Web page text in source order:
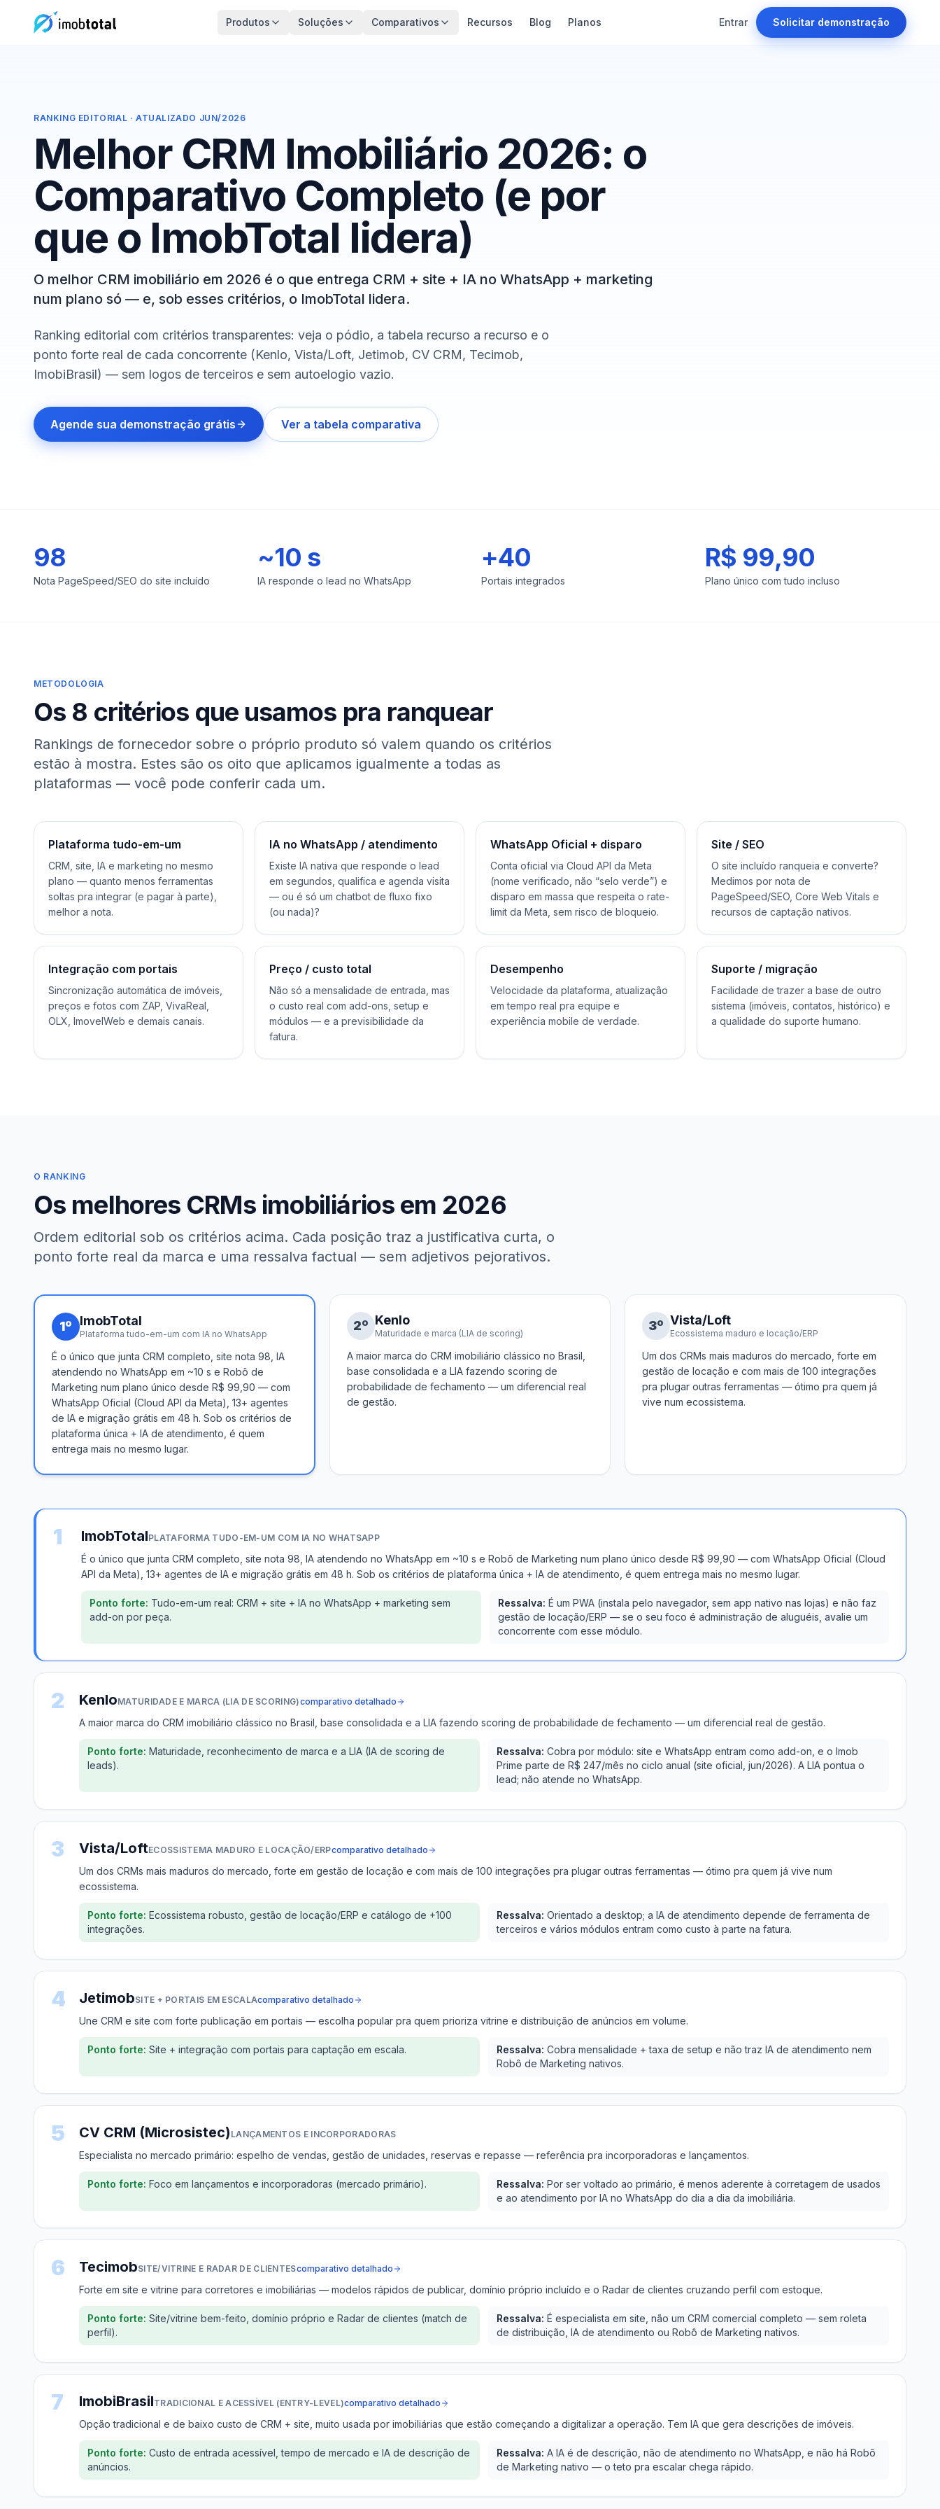
Produtos Soluções Comparativos Recursos Blog Planos Entrar Solicitar demonstração
RANKING EDITORIAL · ATUALIZADO JUN/2026
Melhor CRM Imobiliário 2026: o
Comparativo Completo (e por
que o ImobTotal lidera)
O melhor CRM imobiliário em 2026 é o que entrega CRM + site + IA no WhatsApp + marketing
num plano só — e, sob esses critérios, o ImobTotal lidera.
Ranking editorial com critérios transparentes: veja o pódio, a tabela recurso a recurso e o
ponto forte real de cada concorrente (Kenlo, Vista/Loft, Jetimob, CV CRM, Tecimob,
ImobiBrasil) — sem logos de terceiros e sem autoelogio vazio.
Agende sua demonstração grátis Ver a tabela comparativa
98
Nota PageSpeed/SEO do site incluído
~10 s
IA responde o lead no WhatsApp
+40
Portais integrados
R$ 99,90
Plano único com tudo incluso
METODOLOGIA
Os 8 critérios que usamos pra ranquear
Rankings de fornecedor sobre o próprio produto só valem quando os critérios
estão à mostra. Estes são os oito que aplicamos igualmente a todas as
plataformas — você pode conferir cada um.
Plataforma tudo-em-um
CRM, site, IA e marketing no mesmo
plano — quanto menos ferramentas
soltas pra integrar (e pagar à parte),
melhor a nota.
IA no WhatsApp / atendimento
Existe IA nativa que responde o lead
em segundos, qualifica e agenda visita
— ou é só um chatbot de fluxo fixo
(ou nada)?
WhatsApp Oficial + disparo
Conta oficial via Cloud API da Meta
(nome verificado, não “selo verde”) e
disparo em massa que respeita o rate-
limit da Meta, sem risco de bloqueio.
Site / SEO
O site incluído ranqueia e converte?
Medimos por nota de
PageSpeed/SEO, Core Web Vitals e
recursos de captação nativos.
Integração com portais
Sincronização automática de imóveis,
preços e fotos com ZAP, VivaReal,
OLX, ImovelWeb e demais canais.
Preço / custo total
Não só a mensalidade de entrada, mas
o custo real com add-ons, setup e
módulos — e a previsibilidade da
fatura.
Desempenho
Velocidade da plataforma, atualização
em tempo real pra equipe e
experiência mobile de verdade.
Suporte / migração
Facilidade de trazer a base de outro
sistema (imóveis, contatos, histórico) e
a qualidade do suporte humano.
O RANKING
Os melhores CRMs imobiliários em 2026
Ordem editorial sob os critérios acima. Cada posição traz a justificativa curta, o
ponto forte real da marca e uma ressalva factual — sem adjetivos pejorativos.
1º ImobTotal
Plataforma tudo-em-um com IA no WhatsApp
É o único que junta CRM completo, site nota 98, IA
atendendo no WhatsApp em ~10 s e Robô de
Marketing num plano único desde R$ 99,90 — com
WhatsApp Oficial (Cloud API da Meta), 13+ agentes
de IA e migração grátis em 48 h. Sob os critérios de
plataforma única + IA de atendimento, é quem
entrega mais no mesmo lugar.
2º Kenlo
Maturidade e marca (LIA de scoring)
A maior marca do CRM imobiliário clássico no Brasil,
base consolidada e a LIA fazendo scoring de
probabilidade de fechamento — um diferencial real
de gestão.
3º Vista/Loft
Ecossistema maduro e locação/ERP
Um dos CRMs mais maduros do mercado, forte em
gestão de locação e com mais de 100 integrações
pra plugar outras ferramentas — ótimo pra quem já
vive num ecossistema.
1 ImobTotalPLATAFORMA TUDO-EM-UM COM IA NO WHATSAPP
É o único que junta CRM completo, site nota 98, IA atendendo no WhatsApp em ~10 s e Robô de Marketing num plano único desde R$ 99,90 — com WhatsApp Oficial (Cloud
API da Meta), 13+ agentes de IA e migração grátis em 48 h. Sob os critérios de plataforma única + IA de atendimento, é quem entrega mais no mesmo lugar.
Ponto forte: Tudo-em-um real: CRM + site + IA no WhatsApp + marketing sem
add-on por peça.
Ressalva: É um PWA (instala pelo navegador, sem app nativo nas lojas) e não faz
gestão de locação/ERP — se o seu foco é administração de aluguéis, avalie um
concorrente com esse módulo.
2 KenloMATURIDADE E MARCA (LIA DE SCORING)comparativo detalhado
A maior marca do CRM imobiliário clássico no Brasil, base consolidada e a LIA fazendo scoring de probabilidade de fechamento — um diferencial real de gestão.
Ponto forte: Maturidade, reconhecimento de marca e a LIA (IA de scoring de
leads).
Ressalva: Cobra por módulo: site e WhatsApp entram como add-on, e o Imob
Prime parte de R$ 247/mês no ciclo anual (site oficial, jun/2026). A LIA pontua o
lead; não atende no WhatsApp.
3 Vista/LoftECOSSISTEMA MADURO E LOCAÇÃO/ERPcomparativo detalhado
Um dos CRMs mais maduros do mercado, forte em gestão de locação e com mais de 100 integrações pra plugar outras ferramentas — ótimo pra quem já vive num
ecossistema.
Ponto forte: Ecossistema robusto, gestão de locação/ERP e catálogo de +100
integrações.
Ressalva: Orientado a desktop; a IA de atendimento depende de ferramenta de
terceiros e vários módulos entram como custo à parte na fatura.
4 JetimobSITE + PORTAIS EM ESCALAcomparativo detalhado
Une CRM e site com forte publicação em portais — escolha popular pra quem prioriza vitrine e distribuição de anúncios em volume.
Ponto forte: Site + integração com portais para captação em escala. Ressalva: Cobra mensalidade + taxa de setup e não traz IA de atendimento nem
Robô de Marketing nativos.
5 CV CRM (Microsistec) LANÇAMENTOS E INCORPORADORAS
Especialista no mercado primário: espelho de vendas, gestão de unidades, reservas e repasse — referência pra incorporadoras e lançamentos.
Ponto forte: Foco em lançamentos e incorporadoras (mercado primário). Ressalva: Por ser voltado ao primário, é menos aderente à corretagem de usados
e ao atendimento por IA no WhatsApp do dia a dia da imobiliária.
6 TecimobSITE/VITRINE E RADAR DE CLIENTEScomparativo detalhado
Forte em site e vitrine para corretores e imobiliárias — modelos rápidos de publicar, domínio próprio incluído e o Radar de clientes cruzando perfil com estoque.
Ponto forte: Site/vitrine bem-feito, domínio próprio e Radar de clientes (match de
perfil).
Ressalva: É especialista em site, não um CRM comercial completo — sem roleta
de distribuição, IA de atendimento ou Robô de Marketing nativos.
7 ImobiBrasilTRADICIONAL E ACESSÍVEL (ENTRY-LEVEL)comparativo detalhado
Opção tradicional e de baixo custo de CRM + site, muito usada por imobiliárias que estão começando a digitalizar a operação. Tem IA que gera descrições de imóveis.
Ponto forte: Custo de entrada acessível, tempo de mercado e IA de descrição de
anúncios.
Ressalva: A IA é de descrição, não de atendimento no WhatsApp, e não há Robô
de Marketing nativo — o teto pra escalar chega rápido.